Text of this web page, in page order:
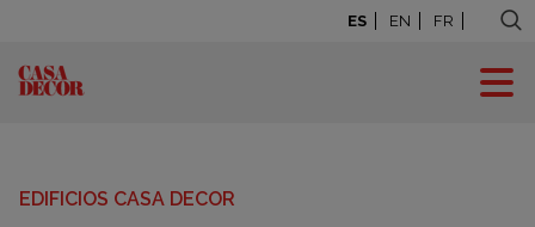
ES EN FR
BLOG: LA CASA SE
EDIFICIOS CASA DECOR